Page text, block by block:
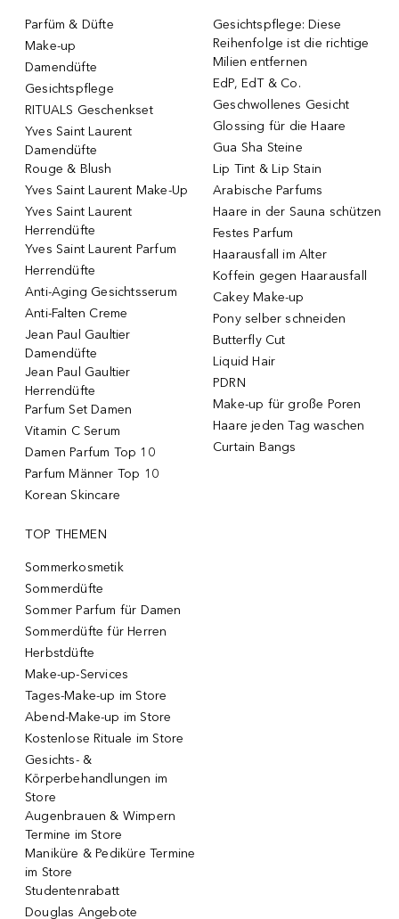
Parfüm & Düfte
Make-up
Damendüfte
Gesichtspflege
RITUALS Geschenkset
Yves Saint Laurent
Damendüfte
Rouge & Blush
Yves Saint Laurent Make-Up
Yves Saint Laurent
Herrendüfte
Yves Saint Laurent Parfum
Herrendüfte
Anti-Aging Gesichtsserum
Anti-Falten Creme
Jean Paul Gaultier
Damendüfte
Jean Paul Gaultier
Herrendüfte
Parfum Set Damen
Vitamin C Serum
Damen Parfum Top 10
Parfum Männer Top 10
Korean Skincare
Gesichtspflege: Diese
Reihenfolge ist die richtige
Milien entfernen
EdP, EdT & Co.
Geschwollenes Gesicht
Glossing für die Haare
Gua Sha Steine
Lip Tint & Lip Stain
Arabische Parfums
Haare in der Sauna schützen
Festes Parfum
Haarausfall im Alter
Koffein gegen Haarausfall
Cakey Make-up
Pony selber schneiden
Butterfly Cut
Liquid Hair
PDRN
Make-up für große Poren
Haare jeden Tag waschen
Curtain Bangs
TOP THEMEN
Sommerkosmetik
Sommerdüfte
Sommer Parfum für Damen
Sommerdüfte für Herren
Herbstdüfte
Make-up-Services
Tages-Make-up im Store
Abend-Make-up im Store
Kostenlose Rituale im Store
Gesichts- &
Körperbehandlungen im
Store
Augenbrauen & Wimpern
Termine im Store
Maniküre & Pediküre Termine
im Store
Studentenrabatt
Douglas Angebote